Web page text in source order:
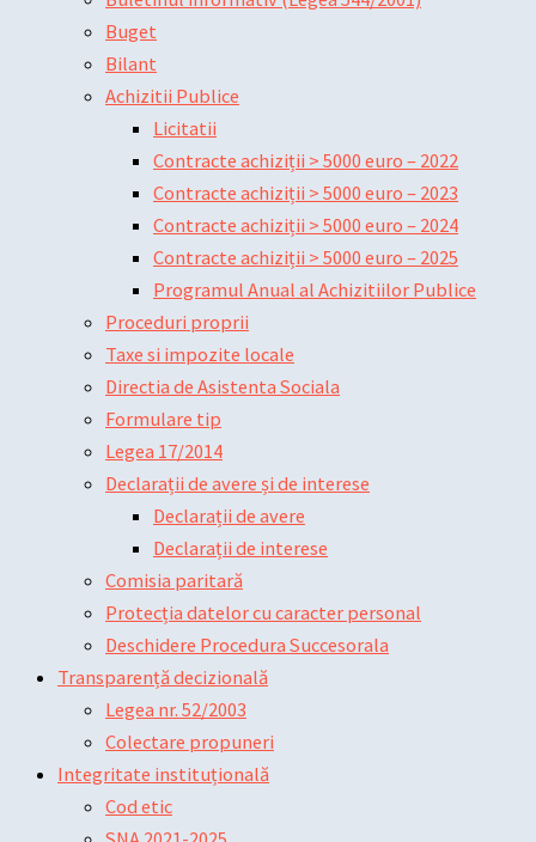
Buget
Bilant
Achizitii Publice
Licitatii
Contracte achiziții > 5000 euro – 2022
Contracte achiziții > 5000 euro – 2023
Contracte achiziții > 5000 euro – 2024
Contracte achiziții > 5000 euro – 2025
Programul Anual al Achizitiilor Publice
Proceduri proprii
Taxe si impozite locale
Directia de Asistenta Sociala
Formulare tip
Legea 17/2014
Declarații de avere și de interese
Declarații de avere
Declarații de interese
Comisia paritară
Protecția datelor cu caracter personal
Deschidere Procedura Succesorala
Transparență decizională
Legea nr. 52/2003
Colectare propuneri
Integritate instituțională
Cod etic